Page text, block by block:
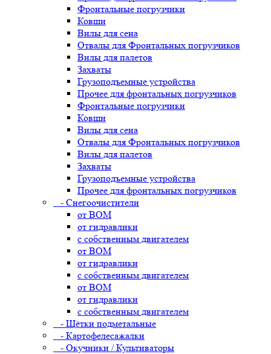
Фронтальные погрузчики
Ковши
Вилы для сена
Отвалы для Фронтальных погрузчиков
Вилы для палетов
Захваты
Грузоподъемные устройства
Прочее для фронтальных погрузчиков
Фронтальные погрузчики
Ковши
Вилы для сена
Отвалы для Фронтальных погрузчиков
Вилы для палетов
Захваты
Грузоподъемные устройства
Прочее для фронтальных погрузчиков
- Снегоочистители
от ВОМ
от гидравлики
с собственным двигателем
от ВОМ
от гидравлики
с собственным двигателем
от ВОМ
от гидравлики
с собственным двигателем
- Щётки подметальные
- Картофелесажалки
- Окучники / Культиваторы